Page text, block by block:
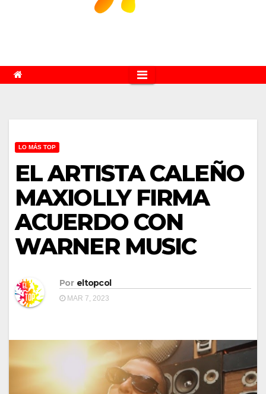
LO MÁS TOP
EL ARTISTA CALEÑO
MAXIOLLY FIRMA
ACUERDO CON
WARNER MUSIC
Por eltopcol
MAR 7, 2023